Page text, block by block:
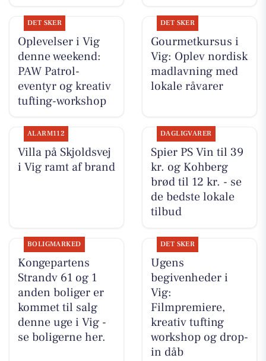
DET SKER
Oplevelser i Vig
denne weekend:
PAW Patrol-
eventyr og kreativ
tufting-workshop
DET SKER
Gourmetkursus i
Vig: Oplev nordisk
madlavning med
lokale råvarer
ALARM112
Villa på Skjoldsvej
i Vig ramt af brand
DAGLIGVARER
Spier PS Vin til 39
kr. og Kohberg
brød til 12 kr. - se
de bedste lokale
tilbud
BOLIGMARKED
Kongepartens
Strandv 61 og 1
anden boliger er
kommet til salg
denne uge i Vig -
se boligerne her.
DET SKER
Ugens
begivenheder i
Vig:
Filmpremiere,
kreativ tufting
workshop og drop-
in dåb